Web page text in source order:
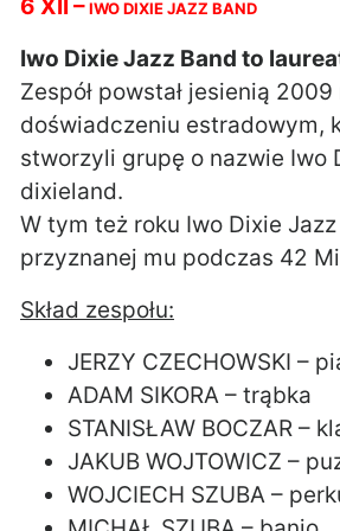
6 XII –IWO DIXIE JAZZ BAND
Iwo Dixie Jazz Band to
Zespół powstał jesienią
doświadczeniu estradowym,
stworzyli grupę o nazwie Iwo
dixieland.
W tym też roku Iwo Dixie
przyznanej mu podczas 42
Skład zespołu:
JERZY CZECHOWSKI –
ADAM SIKORA – trąbka
STANISŁAW BOCZAR –
JAKUB WOJTOWICZ –
WOJCIECH SZUBA –